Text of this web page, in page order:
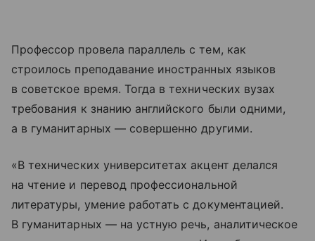
Профессор провела параллель с тем, как
строилось преподавание иностранных языков
в советское время. Тогда в технических вузах
требования к знанию английского были одними,
а в гуманитарных — совершенно другими.
«В технических университетах акцент делался
на чтение и перевод профессиональной
литературы, умение работать с документацией.
В гуманитарных — на устную речь, аналитическое